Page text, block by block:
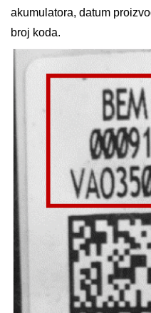
akumulatora, datum
broj koda.